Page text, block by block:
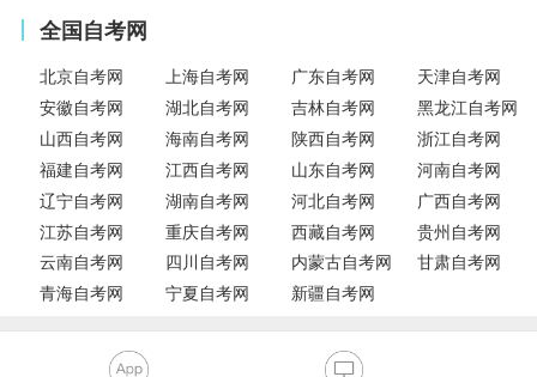
全国自考网
北京自考网 上海自考网 广东自考网
天津自考网
安徽自考网
湖北自考网 吉林自考网
黑龙江自考网
山西自考网
海南自考网 陕西自考网
浙江自考网
福建自考网
江西自考网 山东自考网
河南自考网
辽宁自考网
湖南自考网 河北自考网
广西自考网
江苏自考网
重庆自考网 西藏自考网
贵州自考网
云南自考网
四川自考网 内蒙古自考网
甘肃自考网
青海自考网
宁夏自考网 新疆自考网